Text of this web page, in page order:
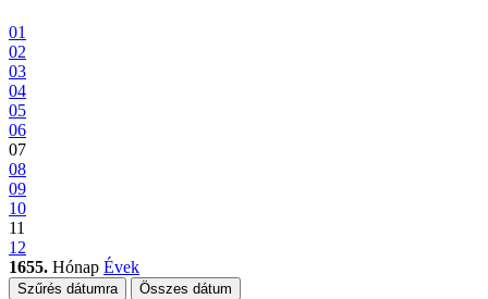
01
02
03
04
05
06
07
08
09
10
11
12
1655. Hónap Évek
Szűrés dátumra Összes dátum